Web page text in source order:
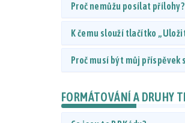
Proč nemůžu posílat přílohy?
K čemu slouží tlačítko
Proč musí být můj příspěvek
FORMÁTOVÁNÍ A DRUHY